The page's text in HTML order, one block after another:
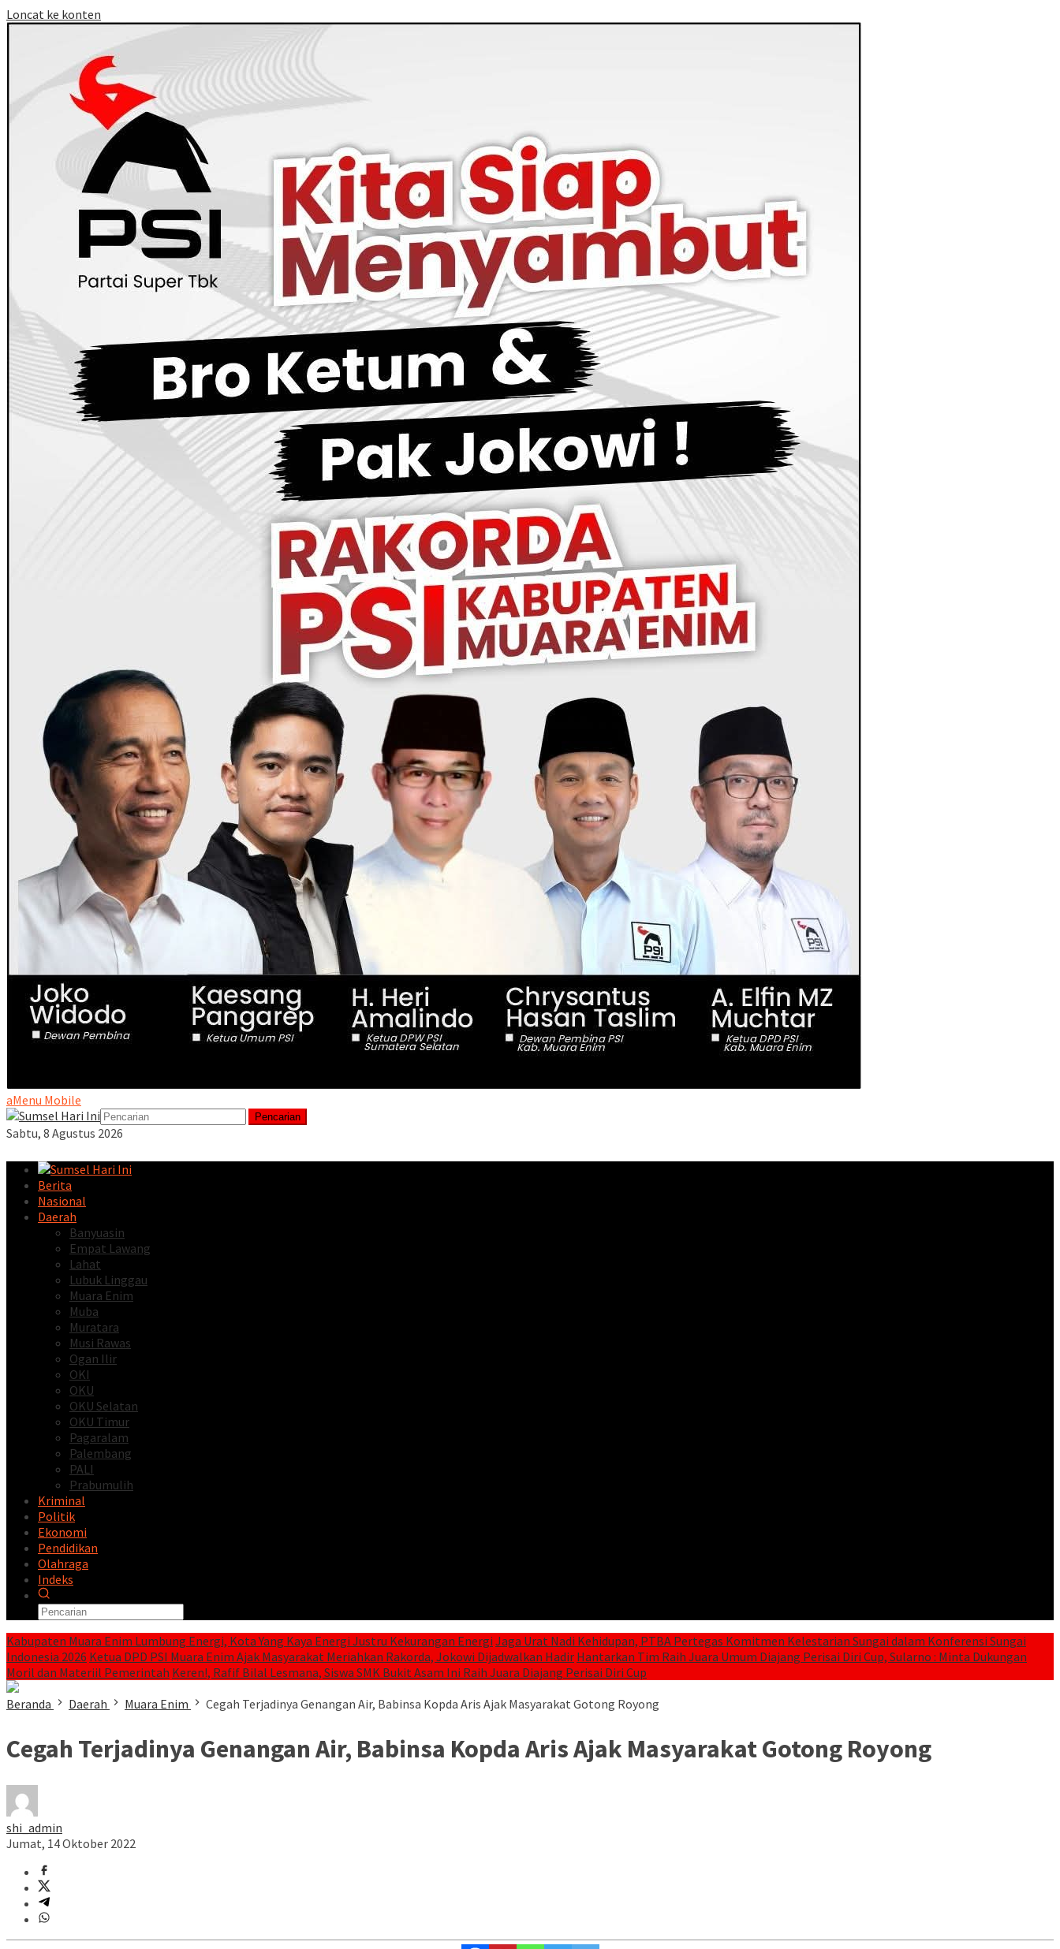
Loncat ke konten
Menu Mobile
Pencarian
Sabtu, 8 Agustus 2026
Berita
Nasional
Daerah
Banyuasin
Empat Lawang
Lahat
Lubuk Linggau
Muara Enim
Muba
Muratara
Musi Rawas
Ogan Ilir
OKI
OKU
OKU Selatan
OKU Timur
Pagaralam
Palembang
PALI
Prabumulih
Kriminal
Politik
Ekonomi
Pendidikan
Olahraga
Indeks
Kabupaten Muara Enim Lumbung Energi, Kota Yang Kaya Energi Justru Kekurangan Energi Jaga Urat Nadi Kehidupan, PTBA Pertegas Komitmen Kelestarian Sungai dalam Konferensi Sungai
Indonesia 2026 Ketua DPD PSI Muara Enim Ajak Masyarakat Meriahkan Rakorda, Jokowi Dijadwalkan Hadir Hantarkan Tim Raih Juara Umum Diajang Perisai Diri Cup, Sularno : Minta Dukungan
Moril dan Materiil Pemerintah Keren!, Rafif Bilal Lesmana, Siswa SMK Bukit Asam Ini Raih Juara Diajang Perisai Diri Cup
Beranda
Daerah Muara Enim Cegah Terjadinya Genangan Air, Babinsa Kopda Aris Ajak Masyarakat Gotong Royong
Cegah Terjadinya Genangan Air, Babinsa Kopda Aris Ajak Masyarakat Gotong Royong
shi_admin
Jumat, 14 Oktober 2022